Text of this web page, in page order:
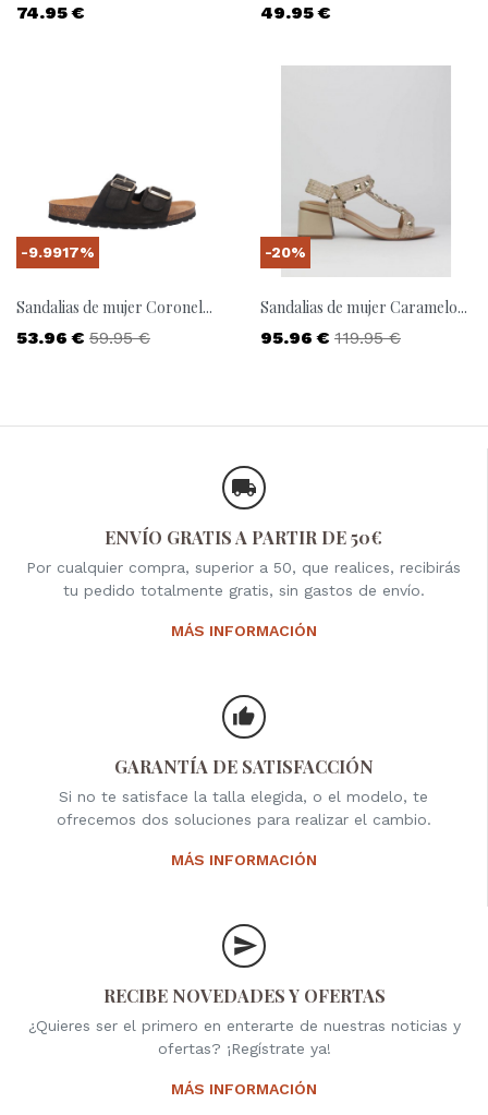
Precio
74.95 €
Precio
49.95 €
Sandalias de mujer Coronel...
Precio
53.96 € Precio base
59.95 €
-9.9917%
Sandalias de mujer Caramelo...
Precio
95.96 € Precio base
119.95 €
-20%
ENVÍO GRATIS A PARTIR DE 50€
Por cualquier compra, superior a 50, que realices, recibirás
tu pedido totalmente gratis, sin gastos de envío.
MÁS INFORMACIÓN
GARANTÍA DE SATISFACCIÓN
Si no te satisface la talla elegida, o el modelo, te
ofrecemos dos soluciones para realizar el cambio.
MÁS INFORMACIÓN
RECIBE NOVEDADES Y OFERTAS
¿Quieres ser el primero en enterarte de nuestras noticias y
ofertas? ¡Regístrate ya!
MÁS INFORMACIÓN